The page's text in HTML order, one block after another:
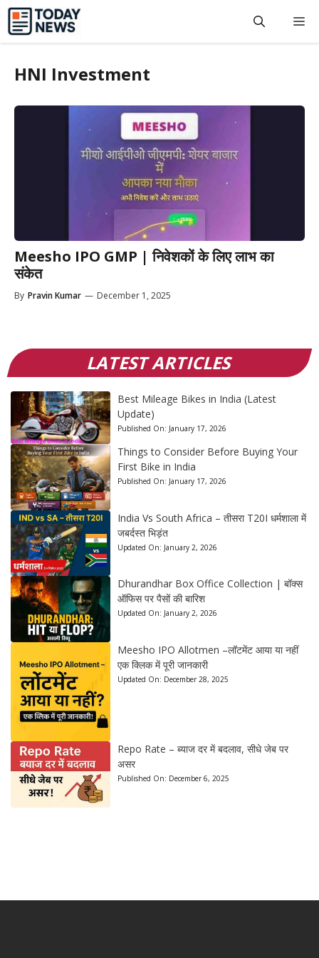
Skip
content
HNI Investment
Meesho IPO GMP | निवेशकों के लिए लाभ का
संकेत
By Pravin Kumar — December 1, 2025
LATEST ARTICLES
Best Mileage Bikes in India (Latest
Update)
Published On: January 17, 2026
Things to Consider Before Buying Your
First Bike in India
Published On: January 17, 2026
India Vs South Africa – तीसरा T20I धर्मशाला में
जबर्दस्त भिड़ंत
Updated On: January 2, 2026
Dhurandhar Box Office Collection | बॉक्स
ऑफिस पर पैसों की बारिश
Updated On: January 2, 2026
Meesho IPO Allotmen –लॉटमेंट आया या नहीं
एक क्लिक में पूरी जानकारी
Updated On: December 28, 2025
Repo Rate – ब्याज दर में बदलाव, सीधे जेब पर
असर
Published On: December 6, 2025